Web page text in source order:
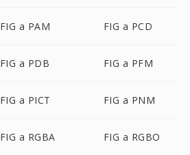
FIG a PAM FIG a PCD
FIG a PDB FIG a PFM
FIG a PICT FIG a PNM
FIG a RGBA FIG a RGBO